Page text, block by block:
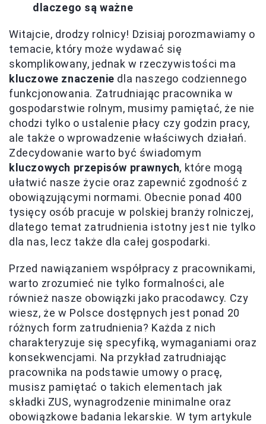
dlaczego są ważne
Witajcie, drodzy rolnicy! Dzisiaj porozmawiamy o
temacie, który może wydawać się
skomplikowany, jednak w rzeczywistości ma
kluczowe znaczenie dla naszego codziennego
funkcjonowania. Zatrudniając pracownika w
gospodarstwie rolnym, musimy pamiętać, że nie
chodzi tylko o ustalenie płacy czy godzin pracy,
ale także o wprowadzenie właściwych działań.
Zdecydowanie warto być świadomym
kluczowych przepisów prawnych, które mogą
ułatwić nasze życie oraz zapewnić zgodność z
obowiązującymi normami. Obecnie ponad 400
tysięcy osób pracuje w polskiej branży rolniczej,
dlatego temat zatrudnienia istotny jest nie tylko
dla nas, lecz także dla całej gospodarki.
Przed nawiązaniem współpracy z pracownikami,
warto zrozumieć nie tylko formalności, ale
również nasze obowiązki jako pracodawcy. Czy
wiesz, że w Polsce dostępnych jest ponad 20
różnych form zatrudnienia? Każda z nich
charakteryzuje się specyfiką, wymaganiami oraz
konsekwencjami. Na przykład zatrudniając
pracownika na podstawie umowy o pracę,
musisz pamiętać o takich elementach jak
składki ZUS, wynagrodzenie minimalne oraz
obowiązkowe badania lekarskie. W tym artykule